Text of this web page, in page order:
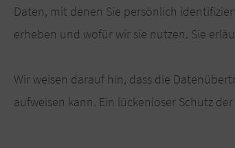
Daten, mit denen Sie persönlich
erheben und wofür wir sie nutzen. Sie
Wir weisen darauf hin, dass die
aufweisen kann. Ein lückenloser Schutz